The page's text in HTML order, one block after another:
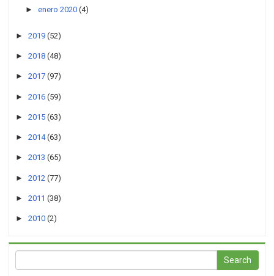
► enero 2020 (4)
► 2019 (52)
► 2018 (48)
► 2017 (97)
► 2016 (59)
► 2015 (63)
► 2014 (63)
► 2013 (65)
► 2012 (77)
► 2011 (38)
► 2010 (2)